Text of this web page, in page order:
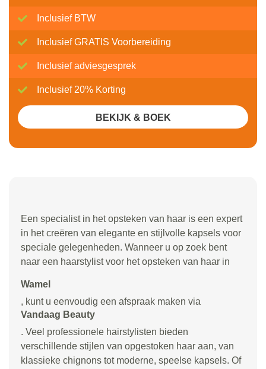
Een specialist in het opsteken van haar is een expert
in het creëren van elegante en stijlvolle kapsels voor
speciale gelegenheden. Wanneer u op zoek bent
naar een haarstylist voor het opsteken van haar in
Wamel
, kunt u eenvoudig een afspraak maken via
Vandaag Beauty
. Veel professionele hairstylisten bieden
verschillende stijlen van opgestoken haar aan, van
klassieke chignons tot moderne, speelse kapsels. Of
Inclusief BTW
Inclusief GRATIS Voorbereiding
Inclusief adviesgesprek
Inclusief 20% Korting
BEKIJK & BOEK